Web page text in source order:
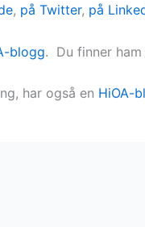
, på Twitter, på
blogg. Du finner ham
har også en HiOA-